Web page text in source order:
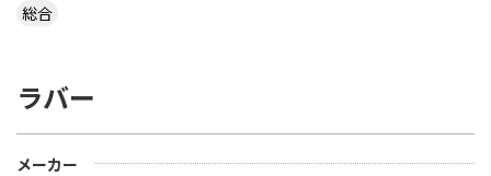
総合
ラバー
メーカー